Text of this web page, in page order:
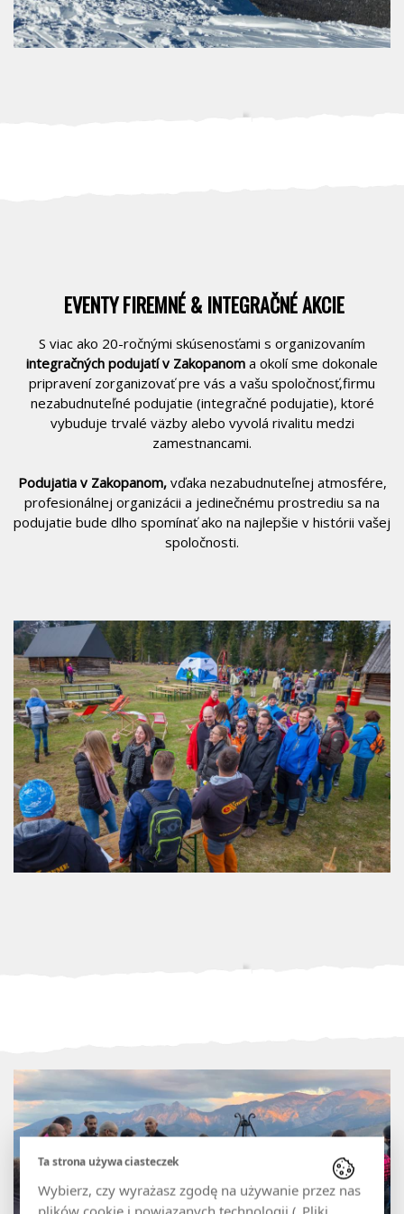
EVENTY FIREMNÉ & INTEGRAČNÉ AKCIE
S viac ako 20-ročnými skúsenosťami s organizovaním
integračných podujatí v Zakopanom a okolí sme dokonale
pripravení zorganizovať pre vás a vašu spoločnosť,firmu
nezabudnuteľné podujatie (integračné podujatie), ktoré
vybuduje trvalé väzby alebo vyvolá rivalitu medzi
zamestnancami.
Podujatia v Zakopanom,vďaka nezabudnuteľnej atmosfére,
profesionálnej organizácii a jedinečnému prostrediu sa na
podujatie bude dlho spomínať ako na najlepšie v histórii vašej
spoločnosti.
Ta strona używa ciasteczek
Wybierz, czy wyrażasz zgodę na używanie przez nas
plików cookie i powiązanych technologii („Pliki